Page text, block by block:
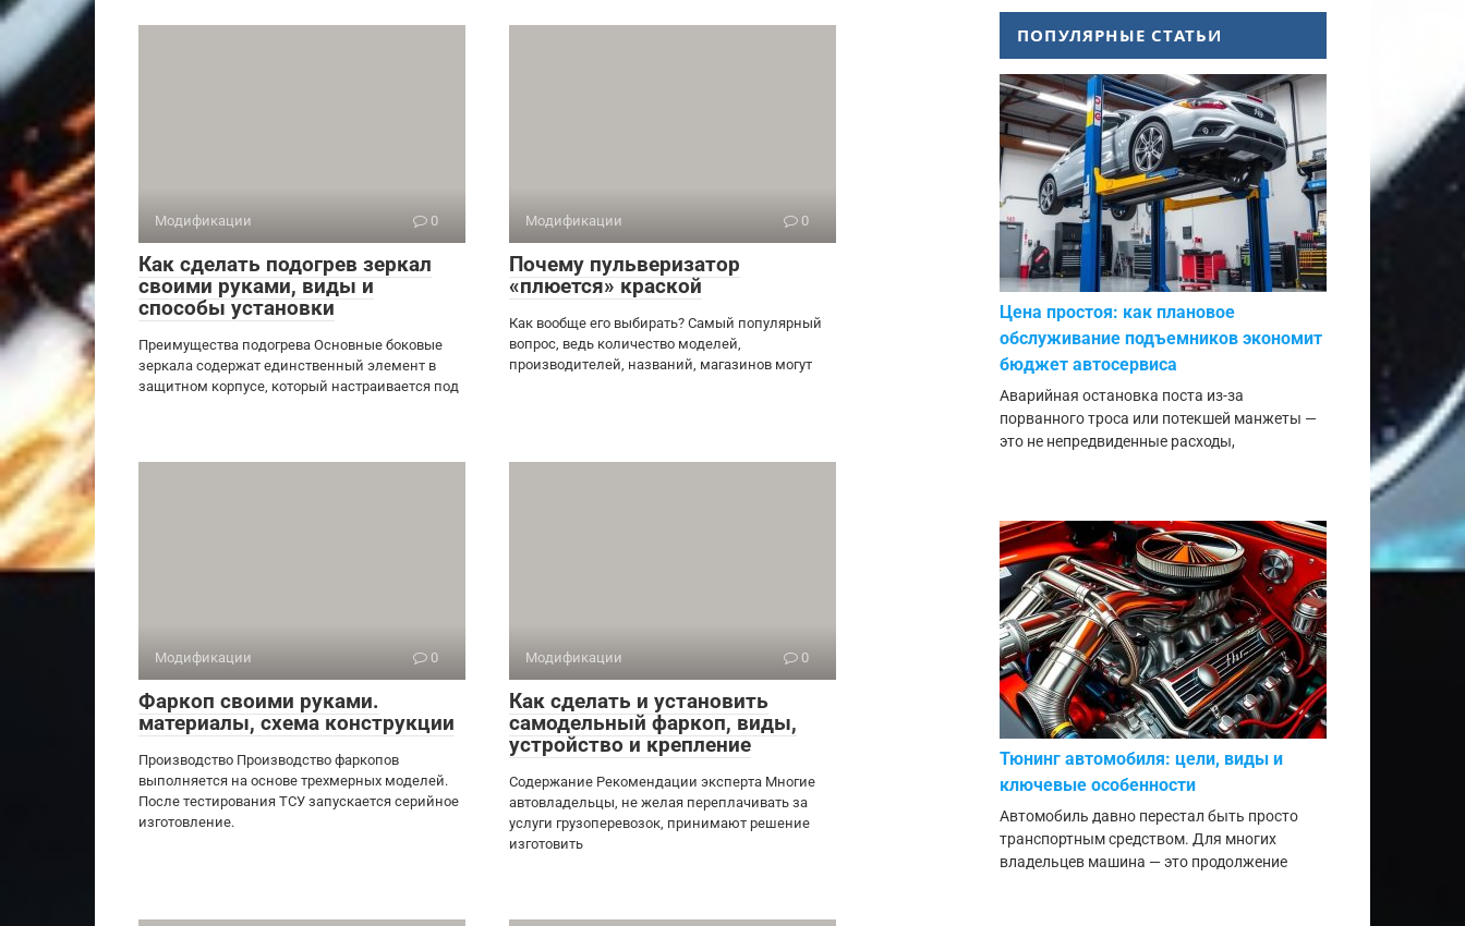
Модификации 0
Как сделать подогрев зеркал
своими руками, виды и
способы установки
Преимущества подогрева Основные боковые
зеркала содержат единственный элемент в
защитном корпусе, который настраивается под
Модификации 0
Почему пульверизатор
«плюется» краской
Как вообще его выбирать? Самый популярный
вопрос, ведь количество моделей,
производителей, названий, магазинов могут
Модификации 0
Фаркоп своими руками.
материалы, схема конструкции
Производство Производство фаркопов
выполняется на основе трехмерных моделей.
После тестирования ТСУ запускается серийное
изготовление.
Модификации 0
Как сделать и установить
самодельный фаркоп, виды,
устройство и крепление
Содержание Рекомендации эксперта Многие
автовладельцы, не желая переплачивать за
услуги грузоперевозок, принимают решение
изготовить
ПОПУЛЯРНЫЕ СТАТЬИ
Цена простоя: как плановое
обслуживание подъемников экономит
бюджет автосервиса
Аварийная остановка поста из-за
порванного троса или потекшей манжеты —
это не непредвиденные расходы,
Тюнинг автомобиля: цели, виды и
ключевые особенности
Автомобиль давно перестал быть просто
транспортным средством. Для многих
владельцев машина — это продолжение